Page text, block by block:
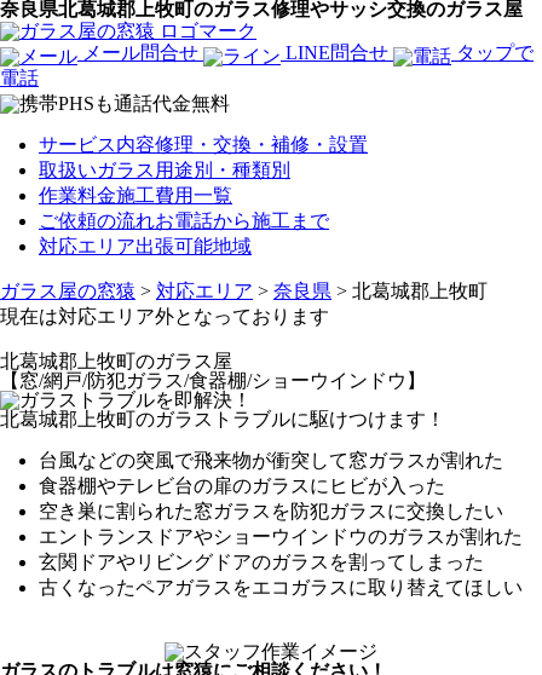
奈良県北葛城郡上牧町のガラス修理やサッシ交換のガラス屋
メール問合せ LINE問合せ
タップで
電話
サービス内容修理・交換・補修・設置
取扱いガラス 用途別・種類別
作業料金施工費用一覧
ご依頼の流れお電話から施工まで
対応エリア出張可能地域
ガラス屋の窓猿 > 対応エリア > 奈良県 > 北葛城郡上牧町
現在は対応エリア外となっております
北葛城郡上牧町のガラス屋
【窓/網戸/防犯ガラス/食器棚/ショーウインドウ】
北葛城郡上牧町のガラストラブルに駆けつけます！
台風などの突風で飛来物が衝突して窓ガラスが割れた
食器棚やテレビ台の扉のガラスにヒビが入った
空き巣に割られた窓ガラスを防犯ガラスに交換したい
エントランスドアやショーウインドウのガラスが割れた
玄関ドアやリビングドアのガラスを割ってしまった
古くなったペアガラスをエコガラスに取り替えてほしい
ガラスのトラブルは窓猿にご相談ください！